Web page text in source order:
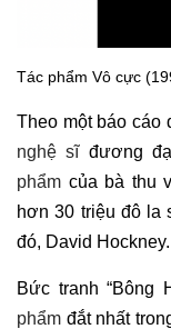
Tác phẩm Vô cực
Theo một báo cáo
nghệ sĩđương
phẩm của bà thu
hơn 30 triệu đô la
đó, David Hockney.
Bức tranh “Bông
phẩm đắt nhất